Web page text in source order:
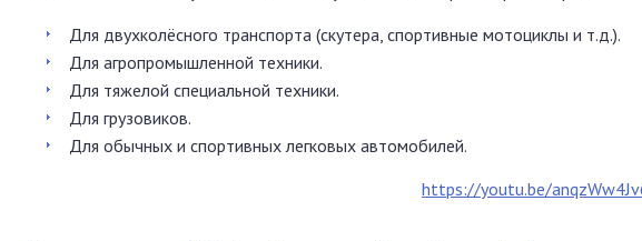
Для двухколёсного транспорта (скутера, спортивные мотоциклы и т.д.).
Для агропромышленной техники.
Для тяжелой специальной техники.
Для грузовиков.
Для обычных и спортивных легковых автомобилей.
https://youtu.be/